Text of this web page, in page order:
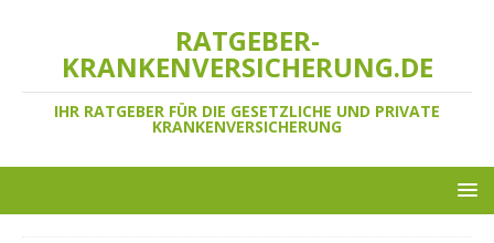
RATGEBER-
KRANKENVERSICHERUNG.DE
IHR RATGEBER FÜR DIE GESETZLICHE UND PRIVATE
KRANKENVERSICHERUNG